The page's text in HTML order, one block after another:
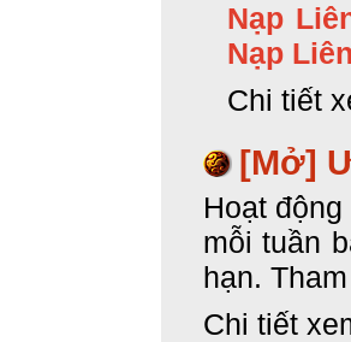
Nạp
Nạp
Chi tiết
[Mở]
Hoạt
mỗi tuần
hạn.
Chi tiết